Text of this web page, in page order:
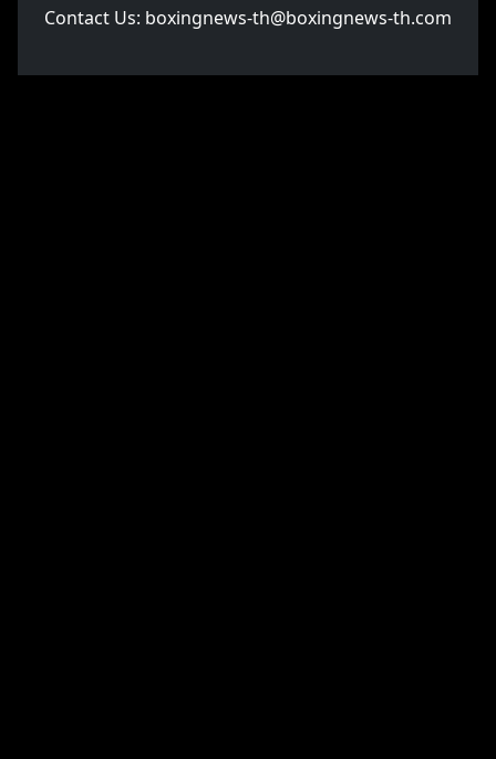
Contact Us: boxingnews-th@boxingnews-th.com